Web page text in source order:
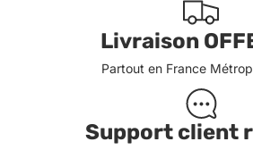
Livraison
Partout en France
Support client